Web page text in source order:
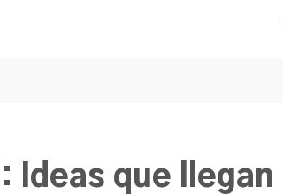
Ideas que llegan